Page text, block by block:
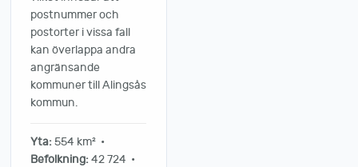
postnummer och
postorter i vissa fall
kan överlappa andra
angränsande
kommuner till Alingsås
kommun.
Yta:554 km² •
Befolkning:42 724 •